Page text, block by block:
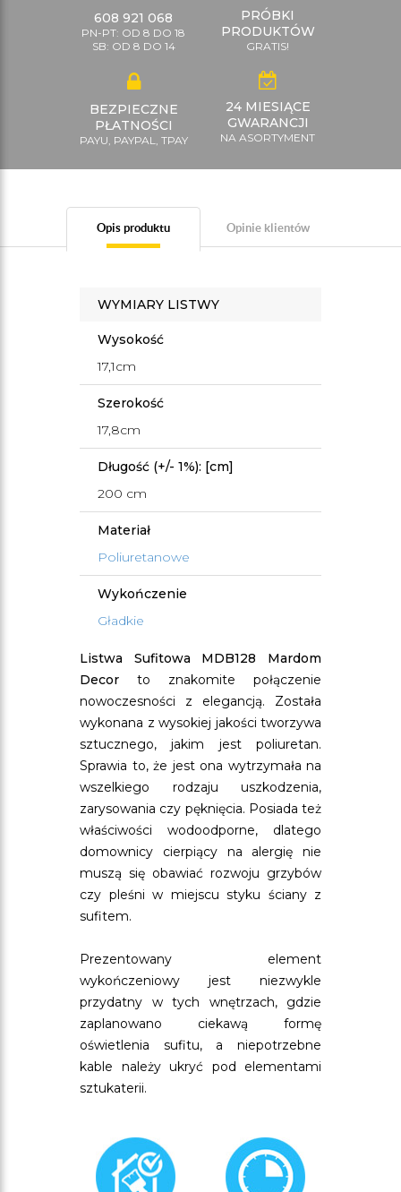
608 921 068
PN-PT: OD 8 DO 18
SB: OD 8 DO 14
PRÓBKI
PRODUKTÓW
GRATIS!
BEZPIECZNE
PŁATNOŚCI
PAYU, PAYPAL, TPAY
24 MIESIĄCE
GWARANCJI
NA ASORTYMENT
Opis produktu Opinie klientów
WYMIARY LISTWY
Wysokość
17,1cm
Szerokość
17,8cm
Długość (+/- 1%): [cm]
200 cm
Materiał
Poliuretanowe
Wykończenie
Gładkie
Listwa Sufitowa MDB128 Mardom
Decor to znakomite połączenie
nowoczesności z elegancją. Została
wykonana z wysokiej jakości tworzywa
sztucznego, jakim jest poliuretan.
Sprawia to, że jest ona wytrzymała na
wszelkiego rodzaju uszkodzenia,
zarysowania czy pęknięcia. Posiada też
właściwości wodoodporne, dlatego
domownicy cierpiący na alergię nie
muszą się obawiać rozwoju grzybów
czy pleśni w miejscu styku ściany z
sufitem.
Prezentowany element
wykończeniowy jest niezwykle
przydatny w tych wnętrzach, gdzie
zaplanowano ciekawą formę
oświetlenia sufitu, a niepotrzebne
kable należy ukryć pod elementami
sztukaterii.